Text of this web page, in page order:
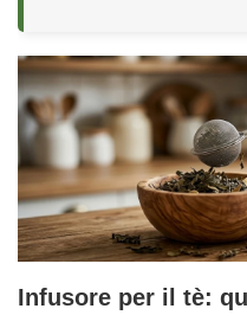
Infusore per il tè: